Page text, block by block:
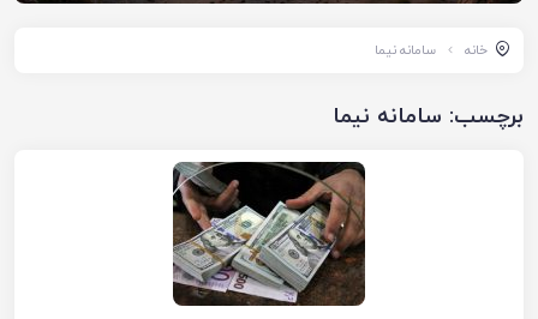
خانه سامانه نیما
برچسب: سامانه نیما